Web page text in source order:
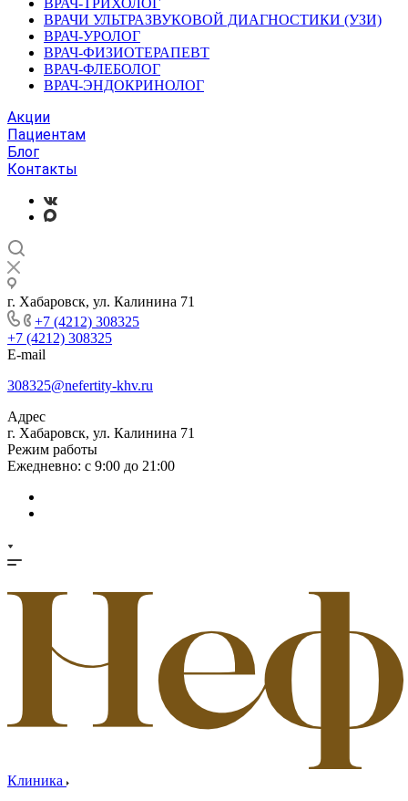
ВРАЧ-ТРИХОЛОГ
ВРАЧИ УЛЬТРАЗВУКОВОЙ ДИАГНОСТИКИ (УЗИ)
ВРАЧ-УРОЛОГ
ВРАЧ-ФИЗИОТЕРАПЕВТ
ВРАЧ-ФЛЕБОЛОГ
ВРАЧ-ЭНДОКРИНОЛОГ
Акции
Пациентам
Блог
Контакты
г. Хабаровск, ул. Калинина 71
+7 (4212) 308325
+7 (4212) 308325
E-mail
308325@nefertity-khv.ru
Адрес
г. Хабаровск, ул. Калинина 71
Режим работы
Ежедневно: с 9:00 до 21:00
Клиника